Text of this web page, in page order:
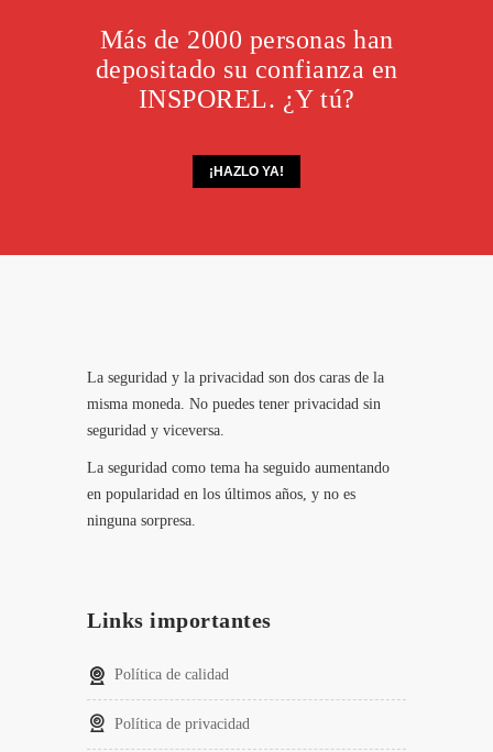
Más de 2000 personas han
depositado su confianza en
INSPOREL. ¿Y tú?
¡HAZLO YA!
La seguridad y la privacidad son dos caras de la
misma moneda. No puedes tener privacidad sin
seguridad y viceversa.
La seguridad como tema ha seguido aumentando
en popularidad en los últimos años, y no es
ninguna sorpresa.
Links importantes
Política de calidad
Política de privacidad